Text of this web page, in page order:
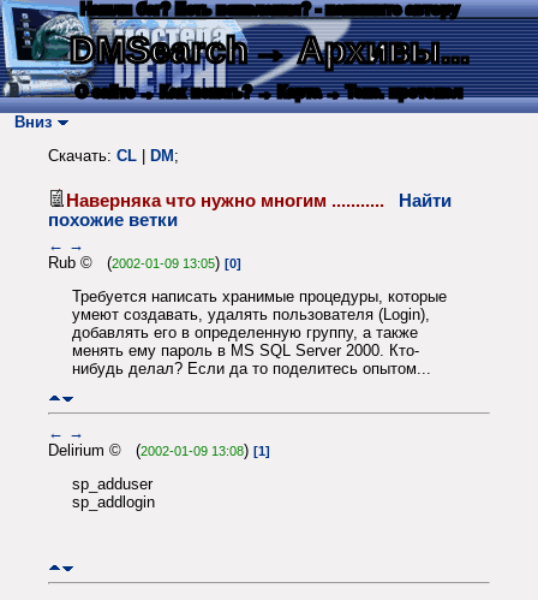
Нашли баг? Есть пожелания? - напишите автору
DMSearch→ Архивы...
О сайте → Как искать? → Карта → Текс. протокол
Вниз
Скачать: CL DM ;
Наверняка что нужно многим ...........
Найти
похожие ветки
← →
Rub © (2002-01-09 13:05) [0]
Требуется написать хранимые процедуры, которые
умеют создавать, удалять пользователя (Login),
добавлять его в определенную группу, а также
менять ему пароль в MS SQL Server 2000. Кто-
нибудь делал? Если да то поделитесь опытом...
← →
Delirium © (2002-01-09 13:08) [1]
sp_adduser
sp_addlogin